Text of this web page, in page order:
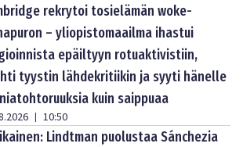
rekrytoi tosielämän woke-
– yliopistomaailma ihastui
epäiltyyn rotuaktivistiin,
tyystin lähdekritiikin ja syyti hänelle
kuin saippuaa
| 10:50
Lindtman puolustaa Sánchezia